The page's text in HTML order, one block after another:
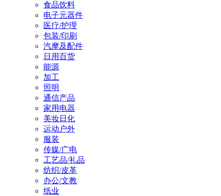
食品饮料
电子元器件
医疗/护理
包装/印刷
汽摩及配件
日用百货
能源
加工
照明
通信产品
家用电器
美妆日化
运动户外
服装
传媒/广电
工艺品/礼品
纺织/皮革
办公/文教
纸业